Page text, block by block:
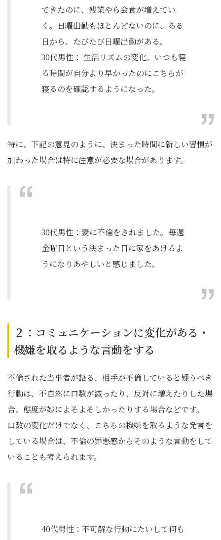
てきたのに、残業やら会食が増えてい
く。日曜出勤もほとんどないのに、ある
日から、たびたび日曜出勤がある。
30代男性： 生活リズムの変化。いつも寝
る時間が自分より早かったのにこちらが
寝るのを確認するようになった。
特に、下記の意見のように、決まった時間に新しい習慣が
加わった場合は特に注意が必要な場合があります。
30代男性：​妻に不倫をされました。毎週
金曜日という決まった日に家をあけるよ
うになりあやしいと感じました。
２：コミュニケーションに変化がある・
機嫌を取るような言動をする
不倫された当事者が語る、相手が不倫していると疑うべき
行動は、不自然に口数が減ったり、反対に増えたりした場
合、態度が妙によそよそしかったりする場合などです。
口数の変化だけでなく、こちらの機嫌を取るような発言を
している場合は、不倫の罪悪感からそのような言動をして
いることも考えられます。
40代男性：​不可解な行動にたいして何も